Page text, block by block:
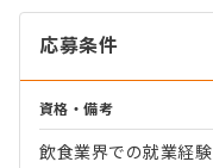
応募条件
資格・備考
飲食業界での就業経